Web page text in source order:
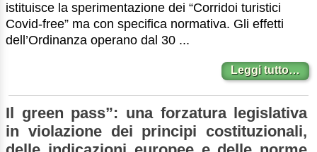
istituisce la sperimentazione dei “Corridoi turistici
Covid-free” ma con specifica normativa. Gli effetti
dell’Ordinanza operano dal 30 ...
Leggi tutto…
Il green pass”: una forzatura legislativa
in violazione dei principi costituzionali,